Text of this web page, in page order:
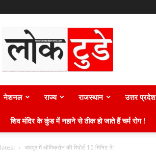
टुडे
न्यूज़
नेशनल राज्य राजस्थान उत्तर प्रदेश
शिव मंदिर के कुंड में नहाने से ठीक हो जाते हैं चर्म रोग !
latest जयपुर में ओमिक्रोन की रिपोर्ट 15 मिनिट में!